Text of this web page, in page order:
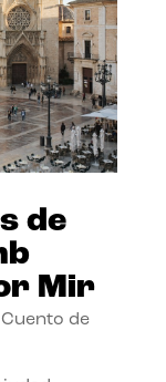
de
Mir
Cuento de